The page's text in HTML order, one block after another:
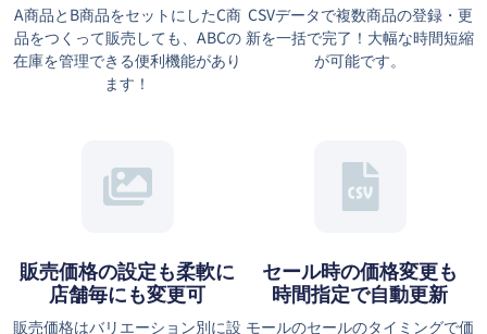
A商品とB商品をセットにしたC商
品をつくって販売しても、ABCの
在庫を管理できる便利機能があり
ます！
CSVデータで複数商品の登録・更
新を一括で完了！大幅な時間短縮
が可能です。
販売価格の設定も柔軟に
店舗毎にも変更可
販売価格はバリエーション別に設
セール時の価格変更も
時間指定で自動更新
モールのセールのタイミングで価